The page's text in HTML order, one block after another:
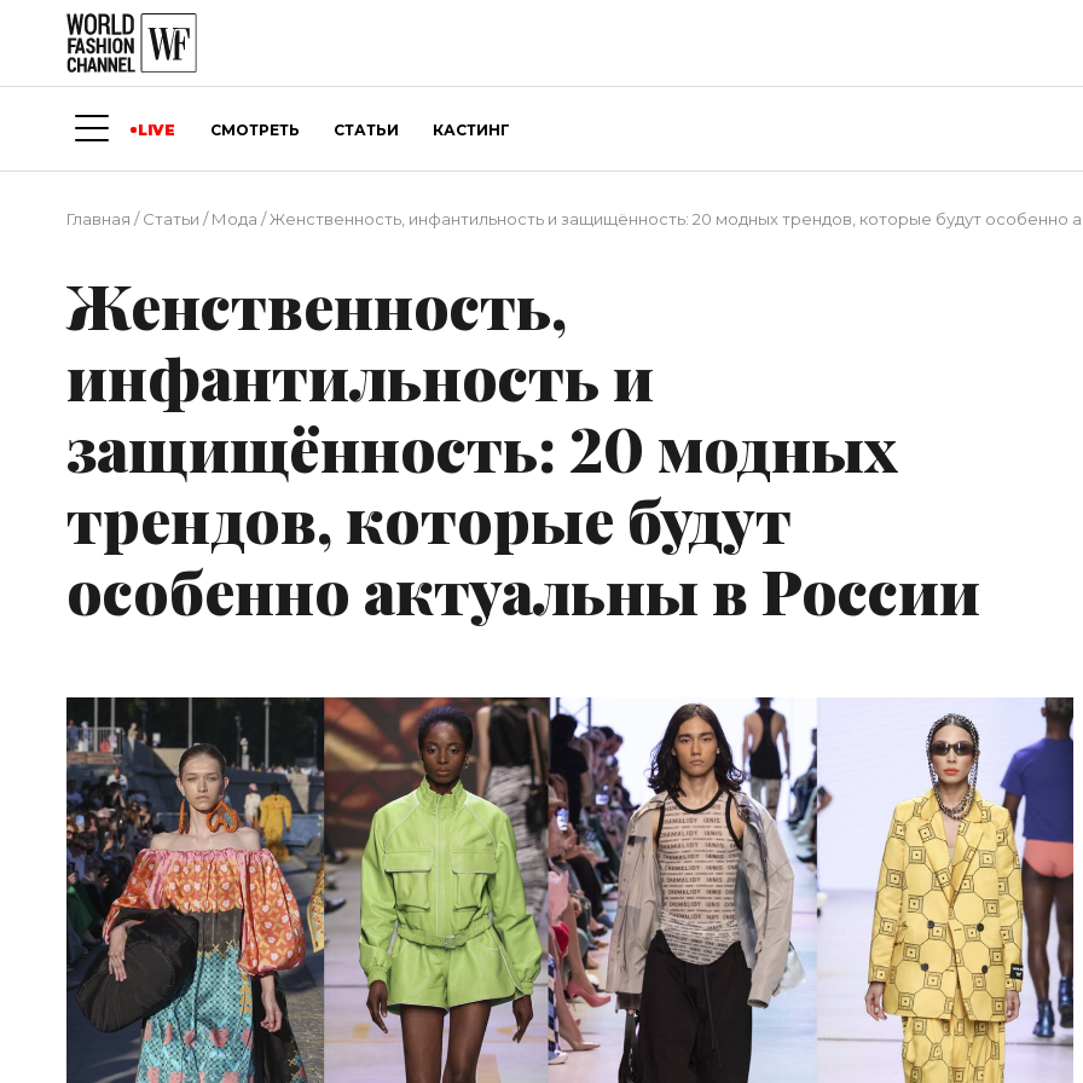
LIVE СМОТРЕТЬ СТАТЬИ КАСТИНГ
Главная /Статьи /Мода /Женственность, инфантильность и защищённость: 20 модных трендов, которые будут особенно
Женственность,
инфантильность и
защищённость: 20 модных
трендов, которые будут
особенно актуальны в России